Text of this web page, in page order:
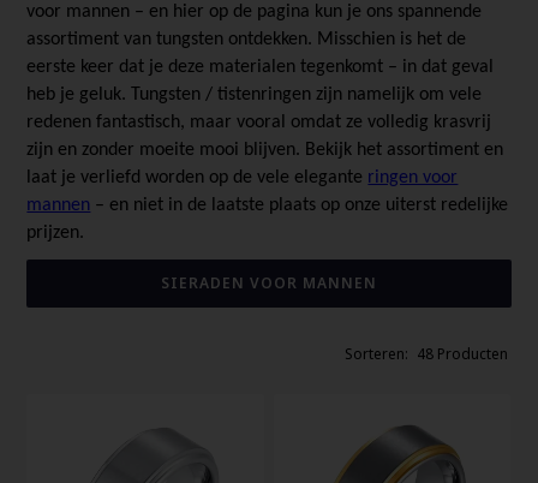
voor mannen – en hier op de pagina kun je ons spannende
assortiment van tungsten ontdekken. Misschien is het de
eerste keer dat je deze materialen tegenkomt – in dat geval
heb je geluk. Tungsten / tistenringen zijn namelijk om vele
redenen fantastisch, maar vooral omdat ze volledig krasvrij
zijn en zonder moeite mooi blijven. Bekijk het assortiment en
laat je verliefd worden op de vele elegante ringen voor
mannen – en niet in de laatste plaats op onze uiterst redelijke
prijzen.
SIERADEN VOOR MANNEN
48 Producten